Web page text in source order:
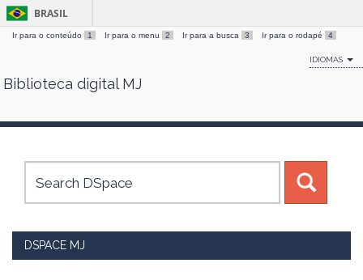
Skip
BRASIL
Ir para o conteúdo 1 Ir para o menu 2 Ir para a busca 3 Ir para o rodapé 4
IDIOMAS
Biblioteca digital MJ
DSPACE MJ